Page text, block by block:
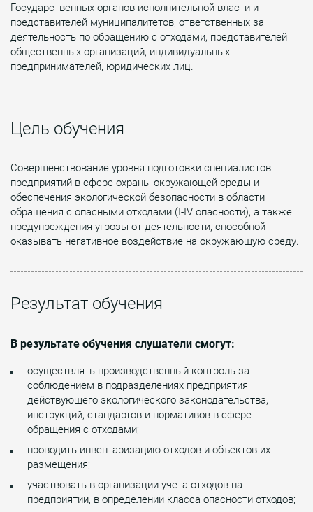
Государственных органов исполнительной власти и
представителей муниципалитетов, ответственных за
деятельность по обращению с отходами, представителей
общественных организаций, индивидуальных
предпринимателей, юридических лиц.
Цель обучения
Совершенствование уровня подготовки специалистов
предприятий в сфере охраны окружающей среды и
обеспечения экологической безопасности в области
обращения с опасными отходами (I-IV опасности), а также
предупреждения угрозы от деятельности, способной
оказывать негативное воздействие на окружающую среду.
Результат обучения
В результате обучения слушатели смогут:
осуществлять производственный контроль за
соблюдением в подразделениях предприятия
действующего экологического законодательства,
инструкций, стандартов и нормативов в сфере
обращения с отходами;
проводить инвентаризацию отходов и объектов их
размещения;
участвовать в организации учета отходов на
предприятии, в определении класса опасности отходов;